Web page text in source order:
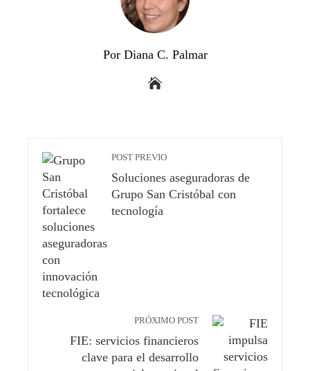
Por Diana C. Palmar
POST PREVIO
Soluciones aseguradoras de
Grupo San Cristóbal con
tecnología
PRÓXIMO POST
FIE: servicios financieros
clave para el desarrollo